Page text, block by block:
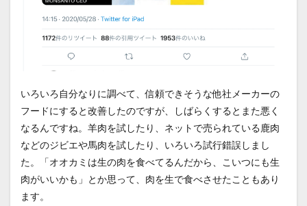
いろいろ自分なりに調べて、信頼できそうな他社メーカーの
フードにすると改善したのですが、しばらくするとまた悪く
なるんですね。羊肉を試したり、ネットで売られている鹿肉
などのジビエや馬肉を試したり、いろいろ試行錯誤しまし
た。「オオカミは生の肉を食べてるんだから、こいつにも生
肉がいいかも」とか思って、肉を生で食べさせたこともあり
ます。